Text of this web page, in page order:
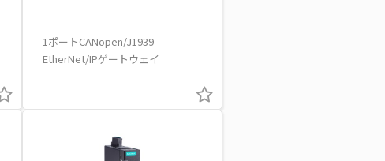
1ポートCANopen/J1939 -
EtherNet/IPゲートウェイ